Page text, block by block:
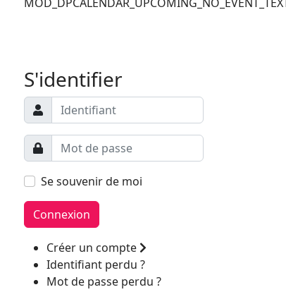
S'identifier
Se souvenir de moi
Connexion
Créer un compte
Identifiant perdu ?
Mot de passe perdu ?